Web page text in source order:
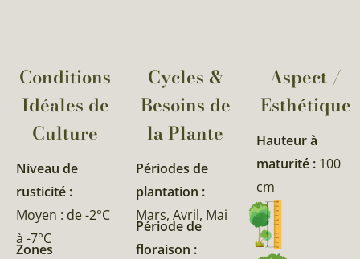
Conditions
Idéales de
Culture
Niveau de
rusticité :
Moyen : de -2°C
à -7°C
Zones
Cycles &
Besoins de
la Plante​
Périodes de
plantation :
Mars, Avril, Mai
Période de
floraison :
Aspect /
Esthétique
Hauteur à
maturité : 100
cm